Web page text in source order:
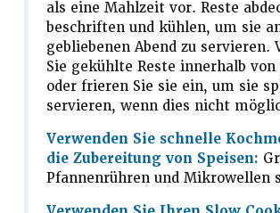
als eine Mahlzeit vor. Reste
beschriften und kühlen, um sie
gebliebenen Abend zu servieren.
Sie gekühlte Reste innerhalb
oder frieren Sie sie ein, um sie
servieren, wenn dies nicht
Verwenden Sie schnelle
die Zubereitung von Speisen:
Pfannenrühren und Mikrowellen